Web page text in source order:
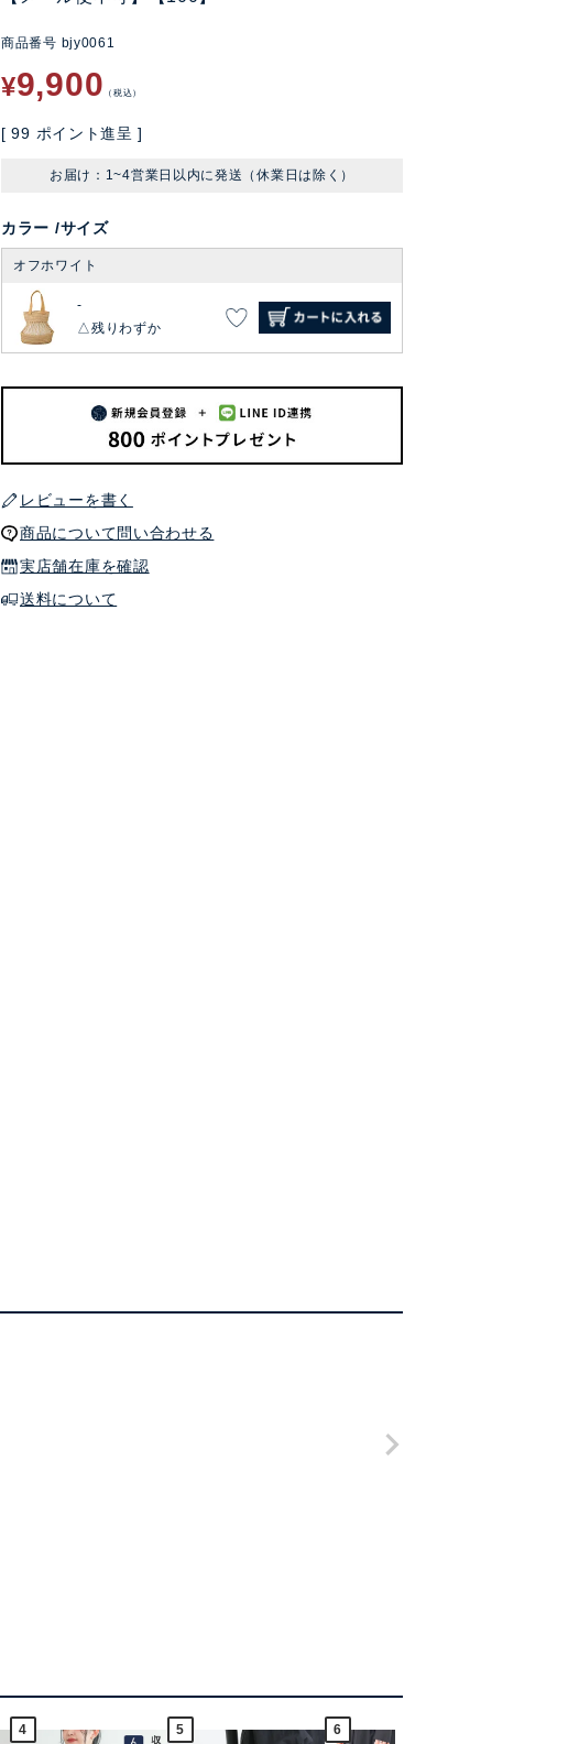
商品番号 bjy0061
¥9,900 税込
[ 99 ポイント進呈 ]
お届け：1~4営業日以内に発送（休業日は除く）
カラー サイズ
オフホワイト
-
残りわずか
レビューを書く
商品について問い合わせる
実店舗在庫を確認
送料について
4 5 6